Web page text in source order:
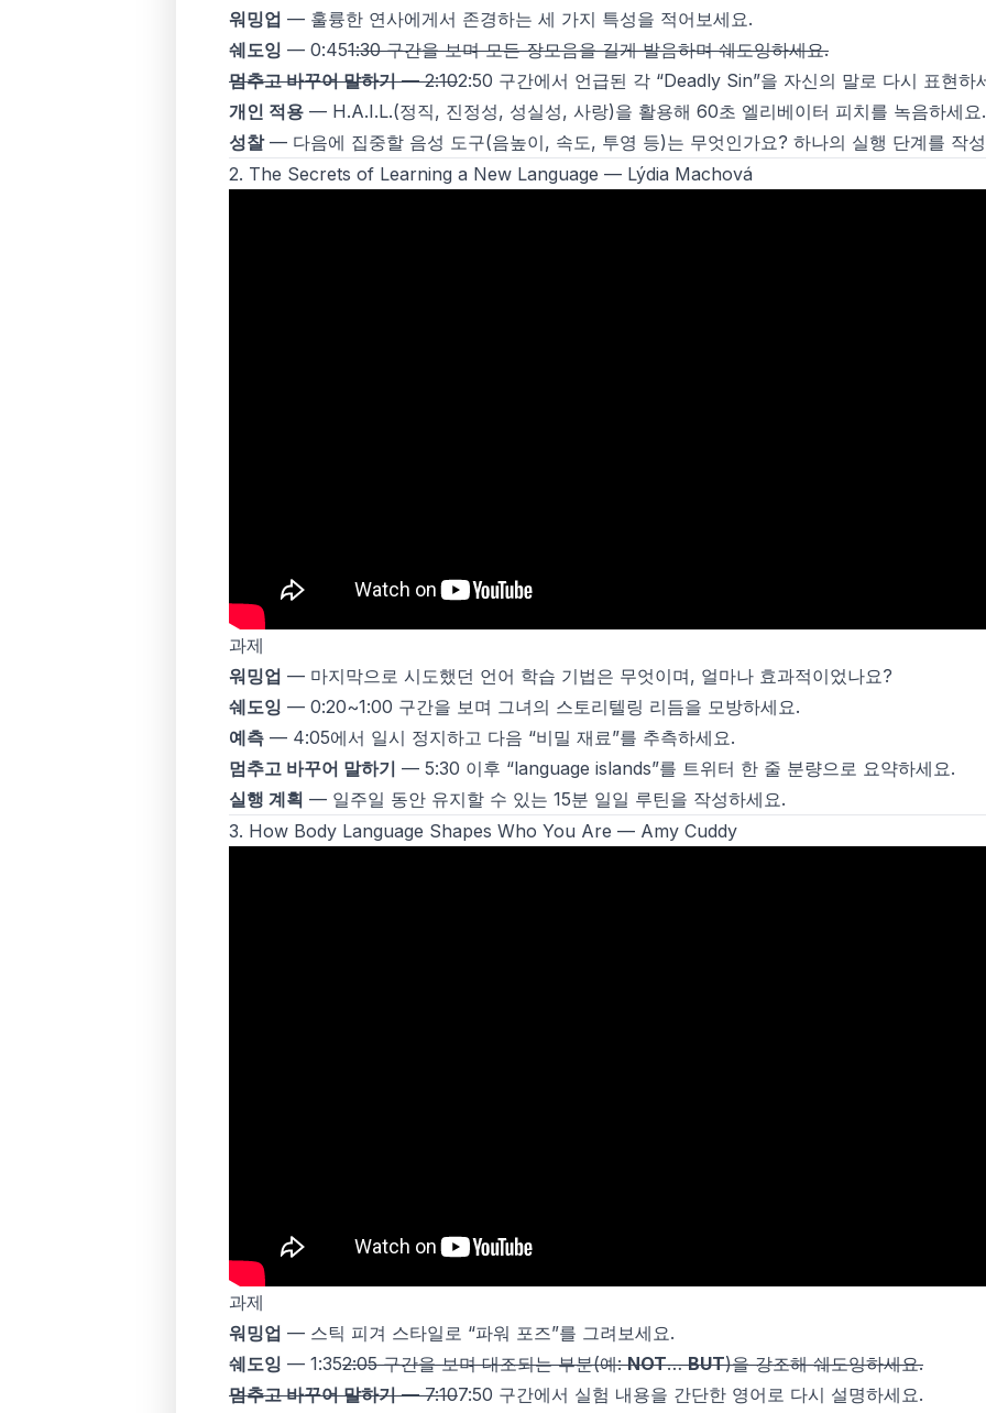
워밍업 — 훌륭한 연사에게서 존경하는 세 가지 특성을 적어보세요.
쉐도잉 — 0:451:30 구간을 보며 모든 장모음을 길게 발음하며 쉐도잉하세요.
멈추고 바꾸어 말하기— 2:102:50 구간에서 언급된 각 “Deadly Sin”을 자신의 말로 다시 표현하
개인 적용 — H.A.I.L.(정직, 진정성, 성실성, 사랑)을 활용해 60초 엘리베이터 피치를 녹음하세요.
성찰— 다음에 집중할 음성 도구(음높이, 속도, 투영 등)는 무엇인가요? 하나의 실행 단계를 작
2. The Secrets of Learning a New Language — Lýdia Machová
과제
워밍업 — 마지막으로 시도했던 언어 학습 기법은 무엇이며, 얼마나 효과적이었나요?
쉐도잉 — 0:20~1:00 구간을 보며 그녀의 스토리텔링 리듬을 모방하세요.
예측 — 4:05에서 일시 정지하고 다음 “비밀 재료”를 추측하세요.
멈추고 바꾸어 말하기 — 5:30 이후 “language islands”를 트위터 한 줄 분량으로 요약하세요.
실행 계획 — 일주일 동안 유지할 수 있는 15분 일일 루틴을 작성하세요.
3. How Body Language Shapes Who You Are — Amy Cuddy
과제
워밍업 — 스틱 피겨 스타일로 “파워 포즈”를 그려보세요.
쉐도잉 — 1:352:05 구간을 보며 대조되는 부분(예:NOT…BUT)을 강조해 쉐도잉하세요.
멈추고 바꾸어 말하기— 7:107:50 구간에서 실험 내용을 간단한 영어로 다시 설명하세요.